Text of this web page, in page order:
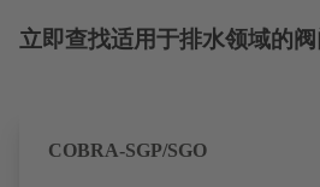
立即查找适用于排水领域的阀
COBRA-SGP/SGO